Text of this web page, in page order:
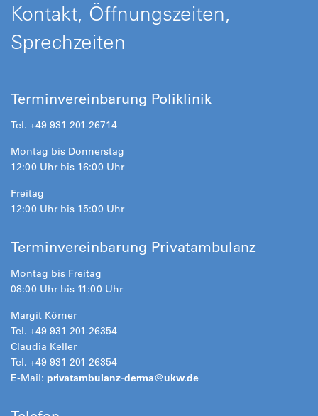
Kontakt, Öffnungszeiten,
Sprechzeiten
Terminvereinbarung Poliklinik
Tel. +49 931 201-26714
Montag bis Donnerstag
12:00 Uhr bis 16:00 Uhr
Freitag
12:00 Uhr bis 15:00 Uhr
Terminvereinbarung Privatambulanz
Montag bis Freitag
08:00 Uhr bis 11:00 Uhr
Margit Körner
Tel. +49 931 201-26354
Claudia Keller
Tel. +49 931 201-26354
E-Mail: privatambulanz-derma@ukw.de